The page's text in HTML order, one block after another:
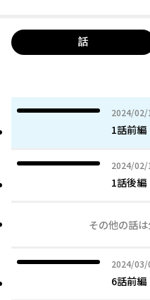
話
2024/02/
2024年02
1話前編
2024/02/
2024年02
1話後編
その他の話
2024/03/
2024年03
6話前編